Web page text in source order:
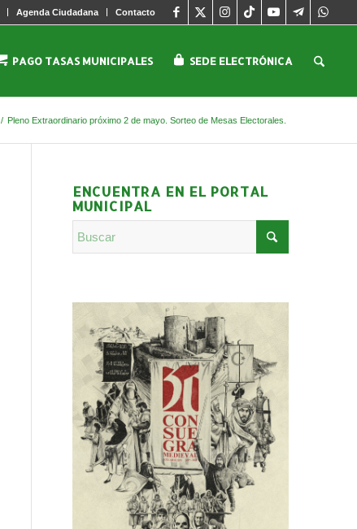
Agenda Ciudadana Contacto
PAGO TASAS MUNICIPALES SEDE ELECTRÓNICA
/ Pleno Extraordinario próximo 2 de mayo. Sorteo de Mesas Electorales.
ENCUENTRA EN EL PORTAL
MUNICIPAL